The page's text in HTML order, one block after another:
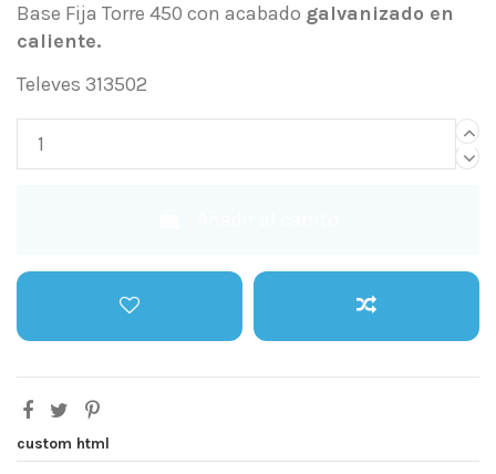
Base Fija Torre 450 con acabado galvanizado en
caliente.
Televes 313502
custom html